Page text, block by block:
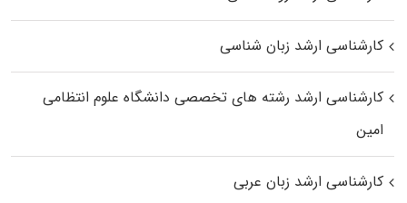
کارشناسی ارشد زبان شناسی
کارشناسی ارشد رﺷﺘﻪ ﻫﺎی تخصصی داﻧﺸﮕﺎه ﻋﻠﻮم انتظامی
اﻣﻴﻦ
کارشناسی ارشد زبان عربی